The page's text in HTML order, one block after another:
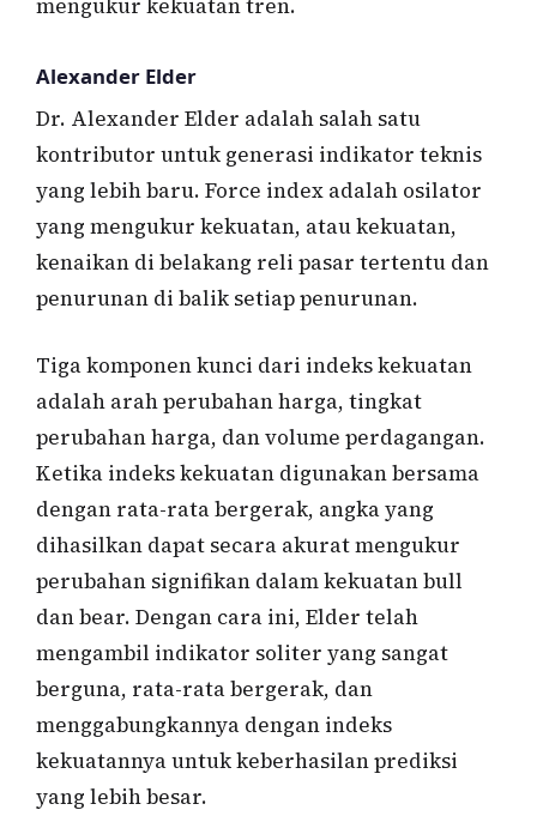
Alexander Elder
Dr. Alexander Elder adalah salah satu
kontributor untuk generasi indikator teknis
yang lebih baru. Force index adalah osilator
yang mengukur kekuatan, atau kekuatan,
kenaikan di belakang reli pasar tertentu dan
penurunan di balik setiap penurunan.
Tiga komponen kunci dari indeks kekuatan
adalah arah perubahan harga, tingkat
perubahan harga, dan volume perdagangan.
Ketika indeks kekuatan digunakan bersama
dengan rata-rata bergerak, angka yang
dihasilkan dapat secara akurat mengukur
perubahan signifikan dalam kekuatan bull
dan bear. Dengan cara ini, Elder telah
mengambil indikator soliter yang sangat
berguna, rata-rata bergerak, dan
menggabungkannya dengan indeks
kekuatannya untuk keberhasilan prediksi
yang lebih besar.